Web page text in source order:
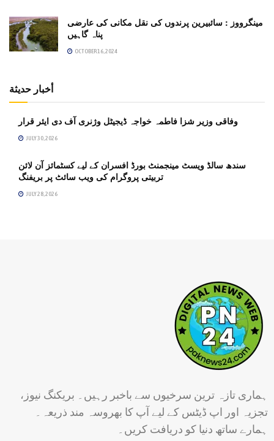
مینگرووز : سائبیرین پرندوں کی نقل مکانی کی عارضی
پناہ گاہیں
OCTOBER 16, 2024
أخبار حديثة
وفاقی وزیر شزا فاطمہ خواجہ ڈیجیٹل وژنری آف دی ایئر قرار
JULY 30, 2026
سندھ سالڈ ویسٹ مینجمنٹ بورڈ افسران کے لیے کسٹمائز آن لائن
تربیتی پروگرام کی ویب سائٹ پر بریفنگ
JULY 28, 2026
ہماری تازہ ترین سرخیوں سے باخبر رہیں۔ بریکنگ نیوز،
تجزیہ اور اپ ڈیٹس کے لیے آپ کا بھروسہ مند ذریعہ۔
ہمارے ساتھ دنیا کو دریافت کریں۔